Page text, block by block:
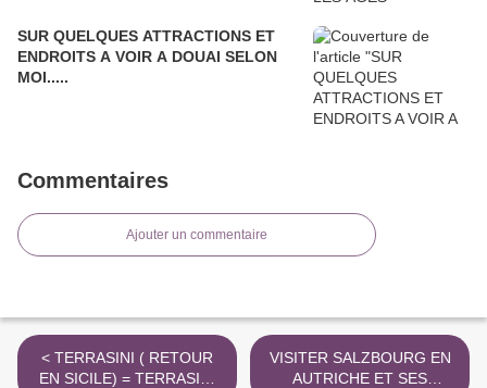
SUR QUELQUES ATTRACTIONS ET
ENDROITS A VOIR A DOUAI SELON
MOI.....
Commentaires
Ajouter un commentaire
< TERRASINI ( RETOUR
EN SICILE) = TERRASINI
VISITER SALZBOURG EN
AUTRICHE ET SES